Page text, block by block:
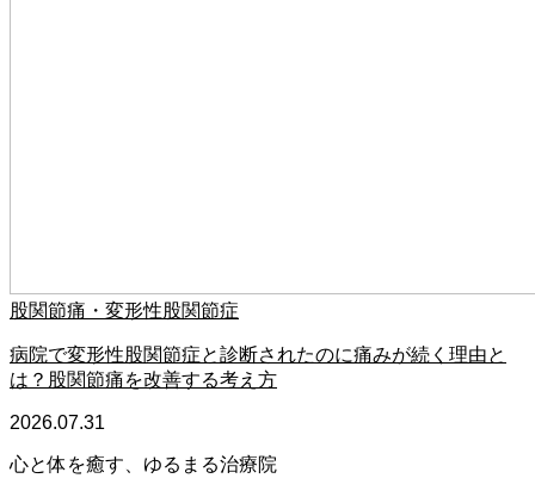
股関節痛・変形性股関節症
病院で変形性股関節症と診断されたのに痛みが続く理由と
は？股関節痛を改善する考え方
2026.07.31
心と体を癒す、ゆるまる治療院